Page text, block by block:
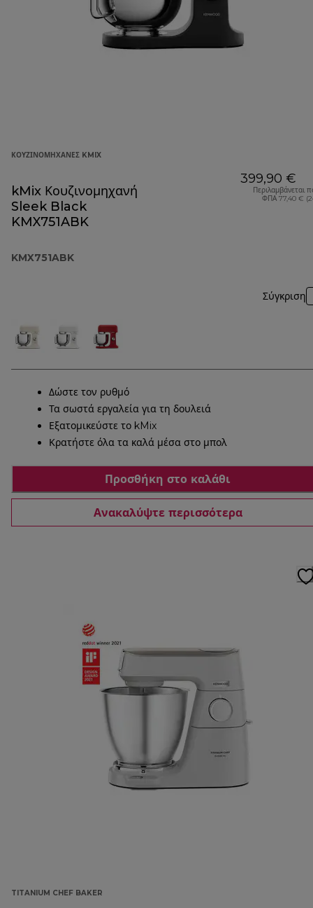
ΚΟΥΖΙΝΟΜΗΧΑΝΈΣ KMIX
kMix Κουζινομηχανή
Sleek Black
KMX751ABK
KMX751ABK
399,90 €
Περιλαμβάνεται
ΦΠΑ 77,40 €
Σύγκριση
Δώστε τον ρυθμό
Τα σωστά εργαλεία για τη δουλειά
Εξατομικεύστε το kMix
Κρατήστε όλα τα καλά μέσα στο μπολ
Προσθήκη στο καλάθι
Ανακαλύψτε περισσότερα
TITANIUM CHEF BAKER